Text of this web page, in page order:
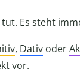
Es steht
, Dativ oder
vor.